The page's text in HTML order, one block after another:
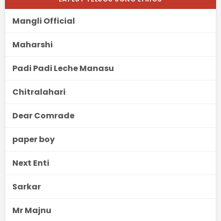
Mangli Official
Maharshi
Padi Padi Leche Manasu
Chitralahari
Dear Comrade
paper boy
Next Enti
Sarkar
Mr Majnu